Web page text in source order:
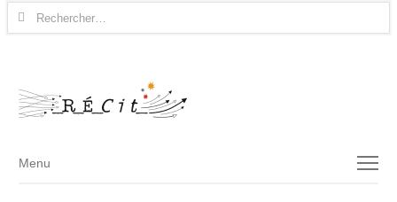
Rechercher :
Menu
Menu